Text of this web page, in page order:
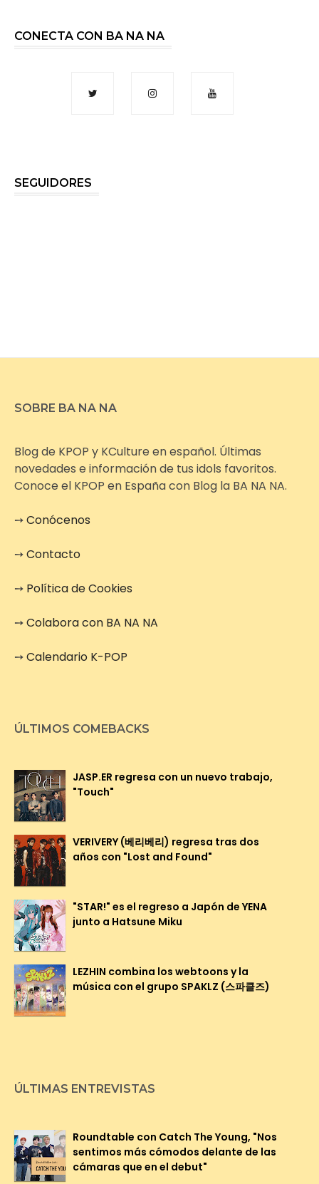
CONECTA CON BA NA NA
SEGUIDORES
SOBRE BA NA NA
Blog de KPOP y KCulture en español. Últimas
novedades e información de tus idols favoritos.
Conoce el KPOP en España con Blog la BA NA NA.
➙Conócenos
➙Contacto
➙ Política de Cookies
➙Colabora con BA NA NA
➙Calendario K-POP
ÚLTIMOS COMEBACKS
JASP.ER regresa con un nuevo trabajo,
"Touch"
VERIVERY (베리베리) regresa tras dos
años con "Lost and Found"
"STAR!" es el regreso a Japón de YENA
junto a Hatsune Miku
LEZHIN combina los webtoons y la
música con el grupo SPAKLZ (스파클즈)
ÚLTIMAS ENTREVISTAS
Roundtable con Catch The Young, "Nos
sentimos más cómodos delante de las
cámaras que en el debut"